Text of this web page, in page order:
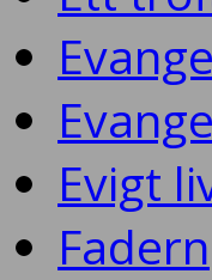
Evigt
Fadern